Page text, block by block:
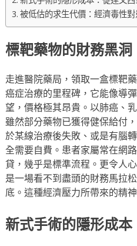
被低估的求生代價：經濟毒性
標靶藥物的財務黑
走進醫院藥局，領取一盒標靶
癌症治療的里程碑，它能像導
望，價格極其昂貴。以肺癌、
雖然部分藥物已獲得健保給付
於某線治療後失敗、或是有腦
全需要自費。患者家屬常在網
貸，幾乎是標準流程。更令人
是一場看不到盡頭的財務馬拉
底。這種經濟壓力所帶來的精
新式手術的隱形成